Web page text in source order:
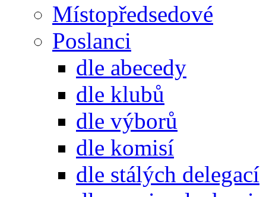
Místopředsedové
Poslanci
dle abecedy
dle klubů
dle výborů
dle komisí
dle stálých delegací